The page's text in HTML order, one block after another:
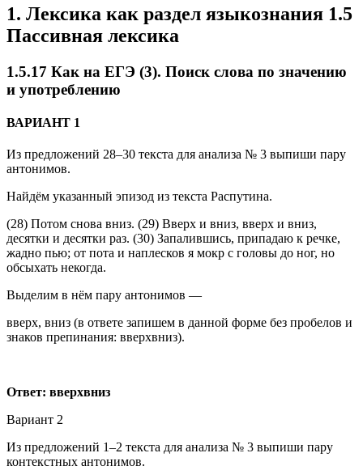
1. Лексика как раздел языкознания 1.5
Пассивная лексика
1.5.17 Как на ЕГЭ (3). Поиск слова по значению
и употреблению
ВАРИАНТ 1
Из предложений 28–30 текста для анализа № 3 выпиши пару
антонимов.
Найдём указанный эпизод из текста Распутина.
(28) Потом снова вниз. (29) Вверх и вниз, вверх и вниз,
десятки и десятки раз. (30) Запалившись, припадаю к речке,
жадно пью; от пота и наплесков я мокр с головы до ног, но
обсыхать некогда.
Выделим в нём пару антонимов —
вверх, вниз (в ответе запишем в данной форме без пробелов и
знаков препинания: вверхвниз).
Ответ: вверхвниз
Вариант 2
Из предложений 1–2 текста для анализа № 3 выпиши пару
контекстных антонимов.